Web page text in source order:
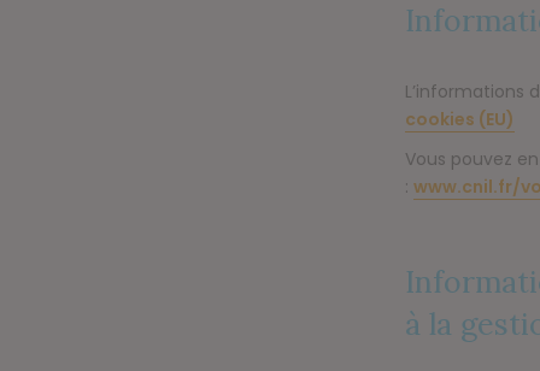
L’informations
cookies (EU)
Vous pouvez
: www.cnil.fr/
à la